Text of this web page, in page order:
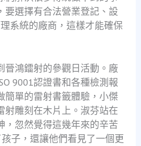
要選擇有合法營業登記、設
系統的廠商，這樣才能確保
晉鴻鐳射的參觀日活動。廠
9001認證書和各種檢測報
簡單的雷射書籤體驗，小傑
射雕刻在木片上。淑芬站在
，忽然覺得這幾年來的辛苦
子，還讓他們看見了一個更